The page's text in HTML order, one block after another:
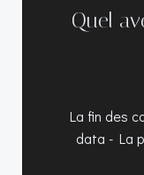
Quel
La fin des
data - La